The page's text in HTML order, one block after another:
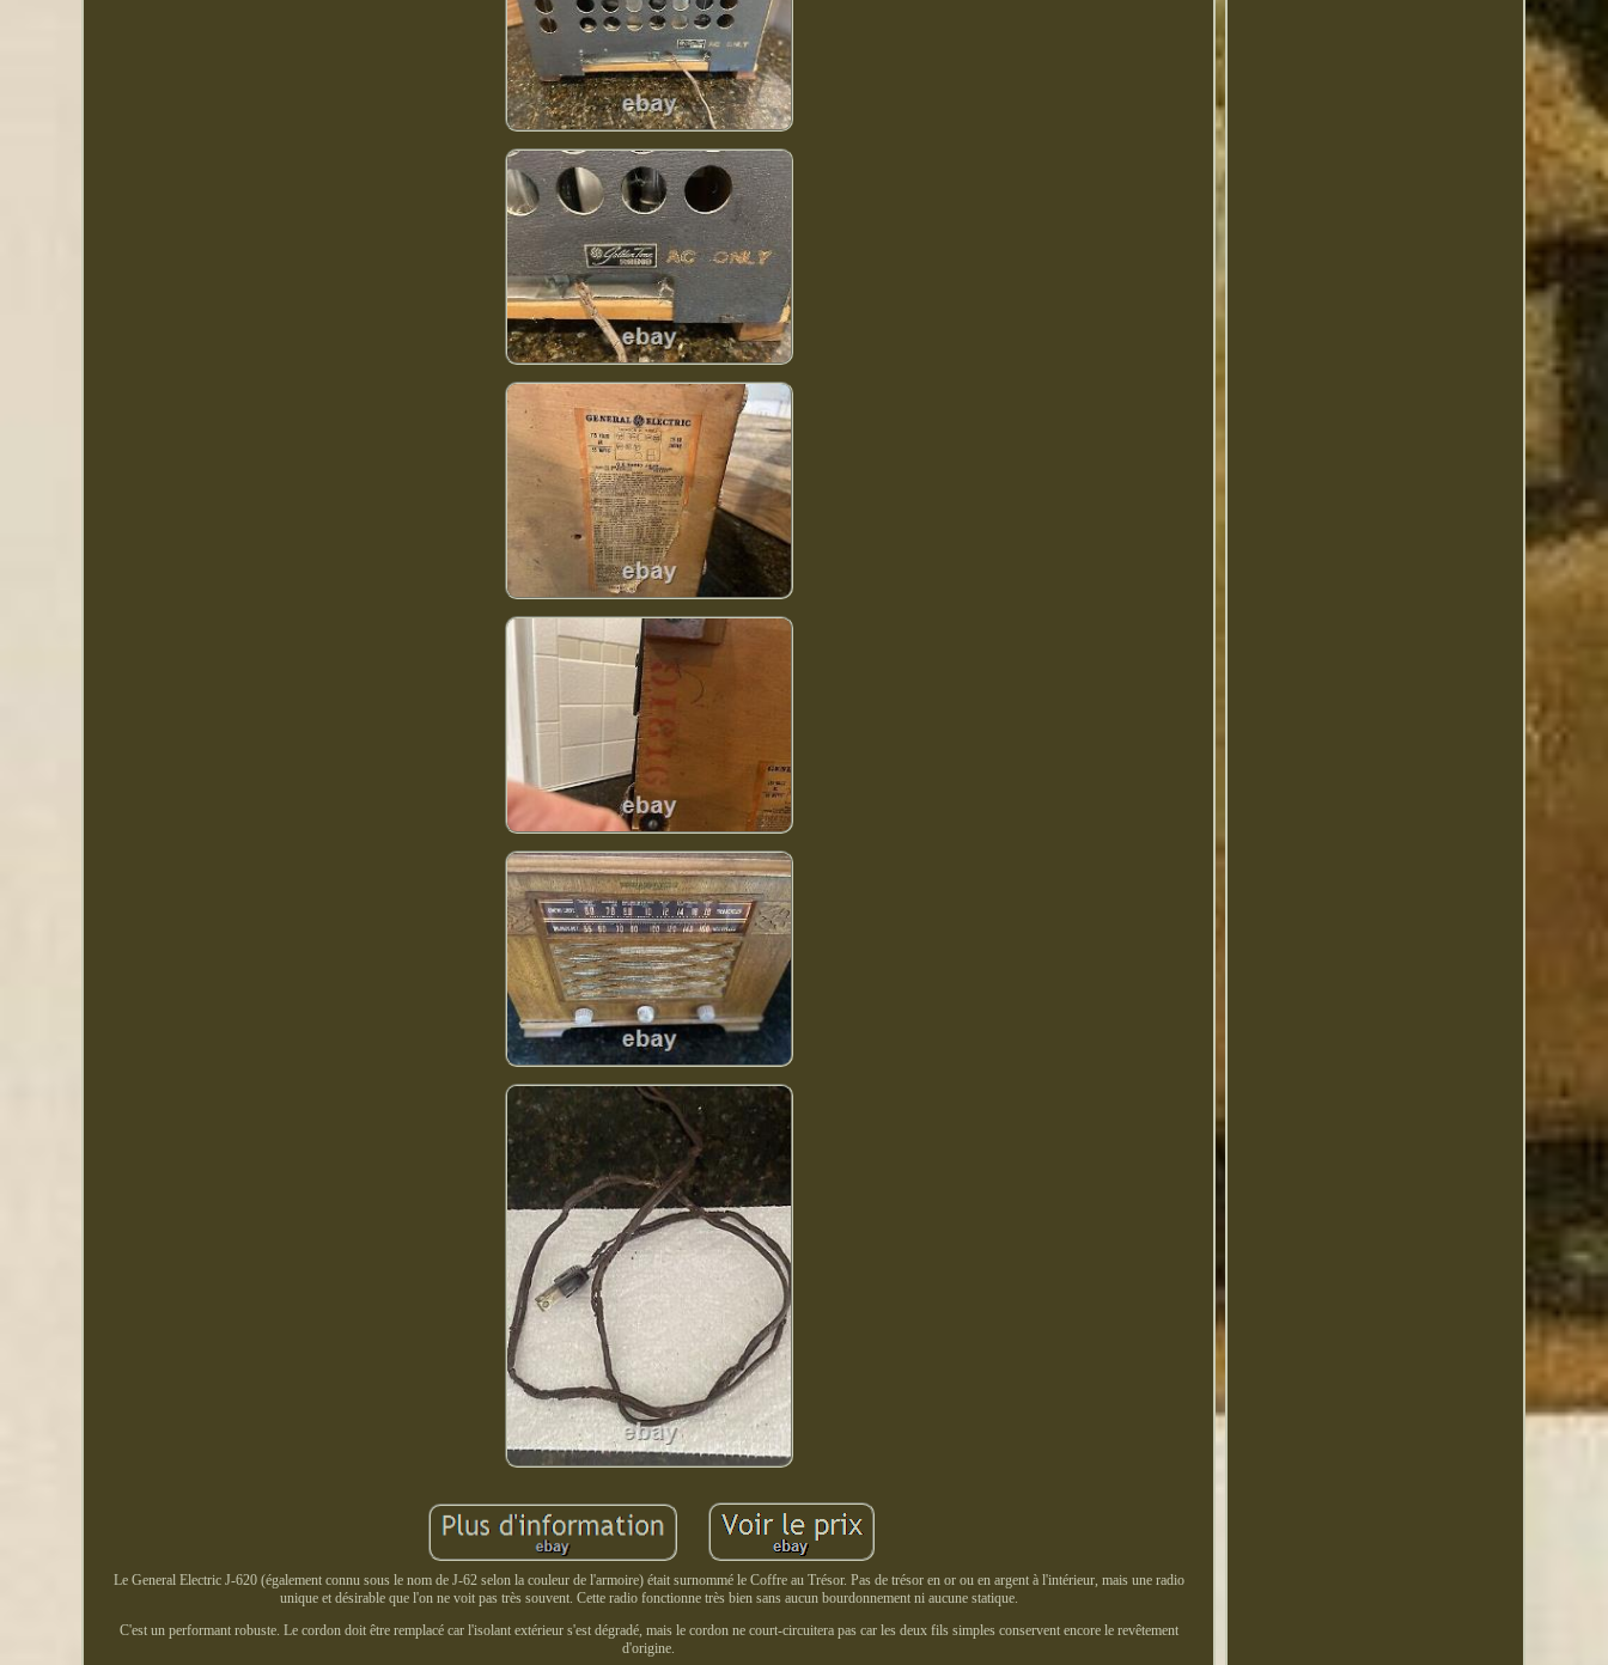
Le General Electric J-620 (également connu sous le nom de J-62 selon la couleur de l'armoire) était surnommé le Coffre au Trésor. Pas de trésor en or ou en argent à l'intérieur, mais une radio
unique et désirable que l'on ne voit pas très souvent. Cette radio fonctionne très bien sans aucun bourdonnement ni aucune statique.
C'est un performant robuste. Le cordon doit être remplacé car l'isolant extérieur s'est dégradé, mais le cordon ne court-circuitera pas car les deux fils simples conservent encore le revêtement
d'origine.